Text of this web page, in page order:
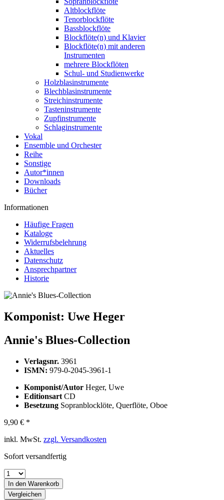
Altblockflöte
Tenorblockflöte
Bassblockflöte
Blockflöte(n) und Klavier
Blockflöte(n) mit anderen
Instrumenten
mehrere Blockflöten
Schul- und Studienwerke
Holzblasinstrumente
Blechblasinstrumente
Streichinstrumente
Tasteninstrumente
Zupfinstrumente
Schlaginstrumente
Vokal
Ensemble und Orchester
Reihe
Sonstige
Autor*innen
Downloads
Bücher
Informationen
Häufige Fragen
Kataloge
Widerrufsbelehrung
Aktuelles
Datenschutz
Ansprechpartner
Historie
Komponist: Uwe Heger
Annie's Blues-Collection
Verlagsnr. 3961
ISMN: 979-0-2045-3961-1
Komponist/Autor Heger, Uwe
Editionsart CD
Besetzung Sopranblocklöte, Querflöte, Oboe
9,90 € *
inkl. MwSt. zzgl. Versandkosten
Sofort versandfertig
In den Warenkorb
Vergleichen